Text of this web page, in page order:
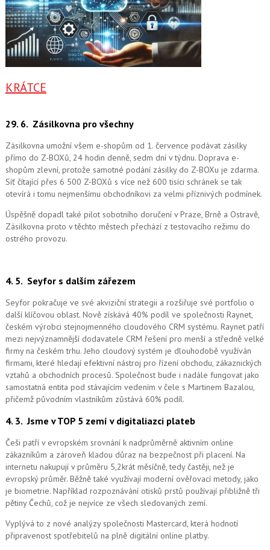
KRÁTCE
29. 6. Zásilkovna pro všechny
Zásilkovna umožní všem e-shopům od 1. července podávat zásilky
přímo do Z-BOXů, 24 hodin denně, sedm dní v týdnu. Doprava e-
shopům zlevní, protože samotné podání zásilky do Z-BOXu je zdarma.
Síť čítající přes 6 500 Z-BOXů s více než 600 tisíci schránek se tak
otevírá i tomu nejmenšímu obchodníkovi za velmi příznivých podmínek.
Úspěšně dopadl také pilot sobotního doručení v Praze, Brně a Ostravě,
Zásilkovna proto v těchto městech přechází z testovacího režimu do
ostrého provozu.
4. 5. Seyfor s dalším zářezem
Seyfor pokračuje ve své akviziční strategii a rozšiřuje své portfolio o
další klíčovou oblast. Nově získává 40% podíl ve společnosti Raynet,
českém výrobci stejnojmenného cloudového CRM systému. Raynet patří
mezi nejvýznamnější dodavatele CRM řešení pro menší a středně velké
firmy na českém trhu. Jeho cloudový systém je dlouhodobě využíván
firmami, které hledají efektivní nástroj pro řízení obchodu, zákaznických
vztahů a obchodních procesů. Společnost bude i nadále fungovat jako
samostatná entita pod stávajícím vedením v čele s Martinem Bazalou,
přičemž původním vlastníkům zůstává 60% podíl.
4. 3.Jsme v TOP 5 zemí v digitaliazci plateb
Češi patří v evropském srovnání k nadprůměrně aktivním online
zákazníkům a zároveň kladou důraz na bezpečnost při placení. Na
internetu nakupují v průměru 5,2krát měsíčně, tedy častěji, než je
evropský průměr. Běžně také využívají moderní ověřovací metody, jako
je biometrie. Například rozpoznávání otisků prstů používají přibližně tři
pětiny Čechů, což je nejvíce ze všech sledovaných zemí.
Vyplývá to z nové analýzy společnosti Mastercard, která hodnotí
připravenost spotřebitelů na plně digitální online platby.